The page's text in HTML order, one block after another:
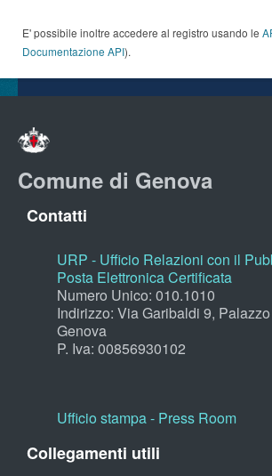
E' possibile inoltre accedere al registro usando le
Documentazione API).
Comune di Genova
Contatti
URP - Ufficio Relazioni con il
Posta Elettronica Certificata
Numero Unico: 010.1010
Indirizzo: Via Garibaldi 9,
Genova
P. Iva: 00856930102
Ufficio stampa - Press Room
Collegamenti utili